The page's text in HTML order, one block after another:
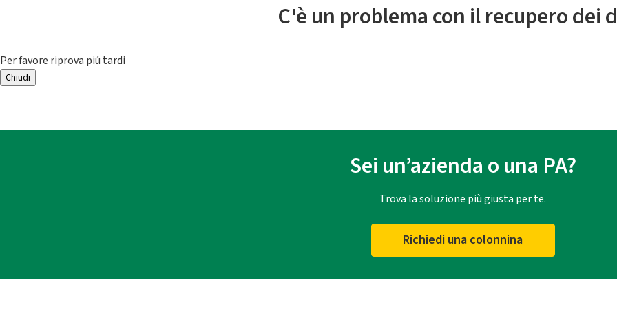
C'è un problema con il recupero dei
Per favore riprova piú tardi
Chiudi
Sei un’azienda o una PA?
Trova la soluzione più giusta per te.
Richiedi una colonnina